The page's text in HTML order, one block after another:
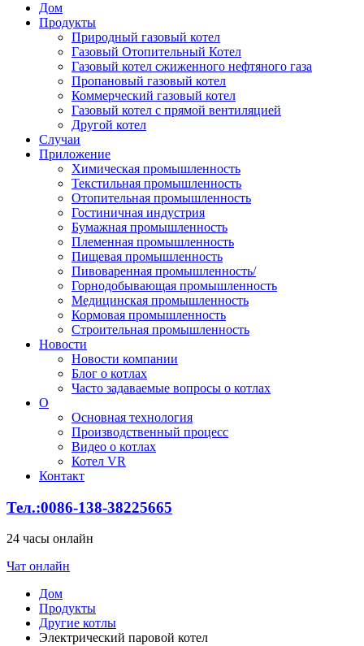
Дом
Продукты
Природный газовый котел
Газовый Отопительный Котел
Газовый котел сжиженного нефтяного газа
Пропановый газовый котел
Коммерческий газовый котел
Газовый котел с прямой вентиляцией
Другой котел
Случаи
Приложение
Химическая промышленность
Текстильная промышленность
Отопительная промышленность
Гостиничная индустрия
Бумажная промышленность
Племенная промышленность
Пищевая промышленность
Пивоваренная промышленность/
Горнодобывающая промышленность
Медицинская промышленность
Кормовая промышленность
Строительная промышленность
Новости
Новости компании
Блог о котлах
Часто задаваемые вопросы о котлах
О
Основная технология
Производственный процесс
Видео о котлах
Котел VR
Контакт
Тел.:0086-138-38225665
24 часы онлайн
Чат онлайн
Дом
Продукты
Другие котлы
Электрический паровой котел